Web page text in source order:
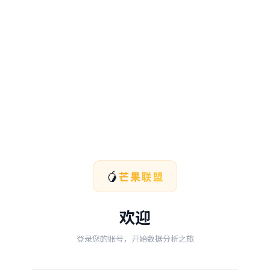
🥭芒果联盟
欢迎
登录您的账号，开始数据分析之旅